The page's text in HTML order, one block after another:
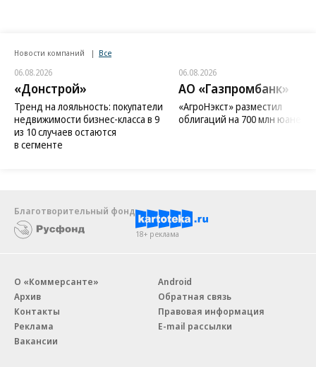
Новости компаний Все
06.08.2026
«Донстрой»
Тренд на лояльность: покупатели
недвижимости бизнес-класса в 9
из 10 случаев остаются
в сегменте
06.08.2026
АО «Газпромбанк»
«АгроНэкст» разместил
облигаций на 700 млн юаней
Благотворительный фонд
18+ реклама
О «Коммерсанте»
Архив
Контакты
Реклама
Вакансии
Android
Обратная связь
Правовая информация
E-mail рассылки